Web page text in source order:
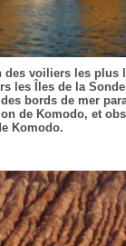
des voiliers les plus
les Îles de la
bords de mer
de Komodo, et
Komodo.